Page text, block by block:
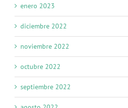
enero 2023
diciembre 2022
noviembre 2022
octubre 2022
septiembre 2022